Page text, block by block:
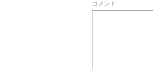
コメント